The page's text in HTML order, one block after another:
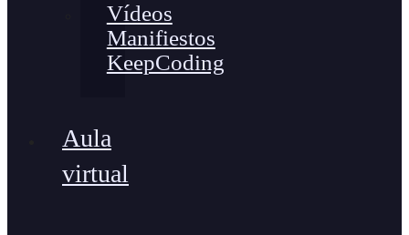
Vídeos
Manifiestos
KeepCoding
Aula
virtual